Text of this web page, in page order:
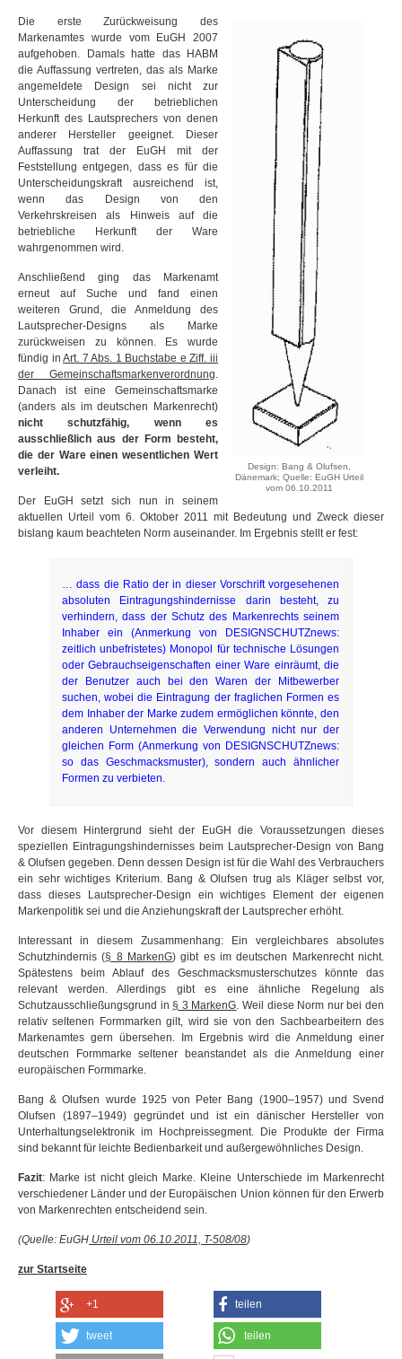
Design: Bang & Olufsen,
Dänemark; Quelle: EuGH Urteil
vom 06.10.2011
Die erste Zurückweisung des
Markenamtes wurde vom EuGH 2007
aufgehoben. Damals hatte das HABM
die Auffassung vertreten, das als Marke
angemeldete Design sei nicht zur
Unterscheidung der betrieblichen
Herkunft des Lautsprechers von denen
anderer Hersteller geeignet. Dieser
Auffassung trat der EuGH mit der
Feststellung entgegen, dass es für die
Unterscheidungskraft ausreichend ist,
wenn das Design von den
Verkehrskreisen als Hinweis auf die
betriebliche Herkunft der Ware
wahrgenommen wird.
Anschließend ging das Markenamt
erneut auf Suche und fand einen
weiteren Grund, die Anmeldung des
Lautsprecher-Designs als Marke
zurückweisen zu können. Es wurde
fündig inArt. 7 Abs. 1 Buchstabe e Ziff. iii
der Gemeinschaftsmarkenverordnung.
Danach ist eine Gemeinschaftsmarke
(anders als im deutschen Markenrecht)
nicht schutzfähig, wenn es
ausschließlich aus der Form besteht,
die der Ware einen wesentlichen Wert
verleiht.
Der EuGH setzt sich nun in seinem
aktuellen Urteil vom 6. Oktober 2011 mit Bedeutung und Zweck dieser
bislang kaum beachteten Norm auseinander. Im Ergebnis stellt er fest:
… dass die Ratio der in dieser Vorschrift vorgesehenen
absoluten Eintragungshindernisse darin besteht, zu
verhindern, dass der Schutz des Markenrechts seinem
Inhaber ein (Anmerkung von DESIGNSCHUTZnews:
zeitlich unbefristetes) Monopol für technische Lösungen
oder Gebrauchseigenschaften einer Ware einräumt, die
der Benutzer auch bei den Waren der Mitbewerber
suchen, wobei die Eintragung der fraglichen Formen es
dem Inhaber der Marke zudem ermöglichen könnte, den
anderen Unternehmen die Verwendung nicht nur der
gleichen Form (Anmerkung von DESIGNSCHUTZnews:
so das Geschmacksmuster), sondern auch ähnlicher
Formen zu verbieten.
Vor diesem Hintergrund sieht der EuGH die Voraussetzungen dieses
speziellen Eintragungshindernisses beim Lautsprecher-Design von Bang
& Olufsen gegeben. Denn dessen Design ist für die Wahl des Verbrauchers
ein sehr wichtiges Kriterium. Bang & Olufsen trug als Kläger selbst vor,
dass dieses Lautsprecher-Design ein wichtiges Element der eigenen
Markenpolitik sei und die Anziehungskraft der Lautsprecher erhöht.
Interessant in diesem Zusammenhang: Ein vergleichbares absolutes
Schutzhindernis (§ 8 MarkenG) gibt es im deutschen Markenrecht nicht.
Spätestens beim Ablauf des Geschmacksmusterschutzes könnte das
relevant werden. Allerdings gibt es eine ähnliche Regelung als
Schutzausschließungsgrund in§ 3 MarkenG. Weil diese Norm nur bei den
relativ seltenen Formmarken gilt, wird sie von den Sachbearbeitern des
Markenamtes gern übersehen. Im Ergebnis wird die Anmeldung einer
deutschen Formmarke seltener beanstandet als die Anmeldung einer
europäischen Formmarke.
Bang & Olufsen wurde 1925 von Peter Bang (1900–1957) und Svend
Olufsen (1897–1949) gegründet und ist ein dänischer Hersteller von
Unterhaltungselektronik im Hochpreissegment. Die Produkte der Firma
sind bekannt für leichte Bedienbarkeit und außergewöhnliches Design.
Fazit: Marke ist nicht gleich Marke. Kleine Unterschiede im Markenrecht
verschiedener Länder und der Europäischen Union können für den Erwerb
von Markenrechten entscheidend sein.
(Quelle: EuGH Urteil vom 06.10.2011, T-508/08)
zur Startseite
+1 teilen
tweet teilen